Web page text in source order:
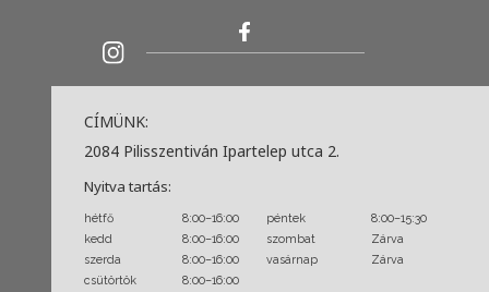
CÍMÜNK:
2084 Pilisszentiván Ipartelep utca 2.
Nyitva tartás:
hétfő 8:00–16:00 péntek
8:00–15:30
kedd
8:00–16:00 szombat
Zárva
szerda
8:00–16:00 vasárnap
Zárva
csütörtök
8:00–16:00